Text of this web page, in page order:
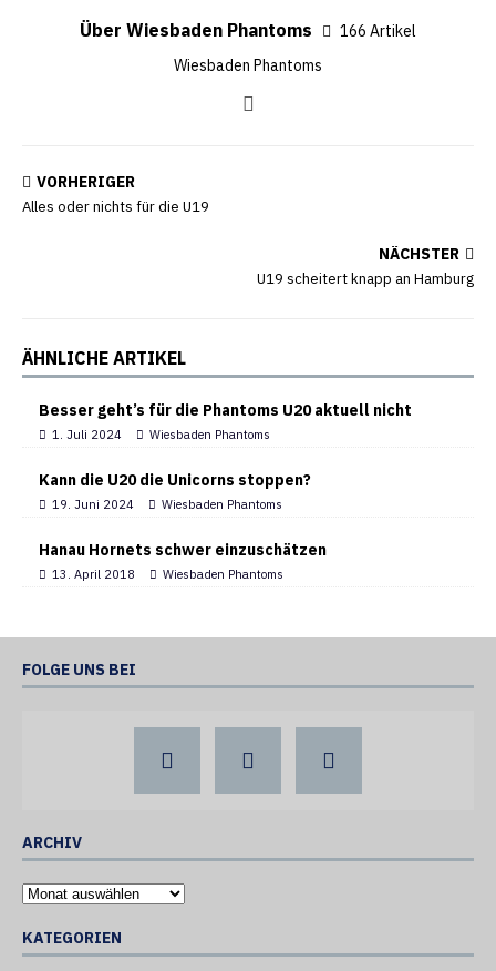
Über Wiesbaden Phantoms
166 Artikel
Wiesbaden Phantoms
VORHERIGER
Alles oder nichts für die U19
NÄCHSTER
U19 scheitert knapp an Hamburg
ÄHNLICHE ARTIKEL
Besser geht’s für die Phantoms U20 aktuell nicht
1. Juli 2024 Wiesbaden Phantoms
Kann die U20 die Unicorns stoppen?
19. Juni 2024 Wiesbaden Phantoms
Hanau Hornets schwer einzuschätzen
13. April 2018 Wiesbaden Phantoms
FOLGE UNS BEI
ARCHIV
KATEGORIEN